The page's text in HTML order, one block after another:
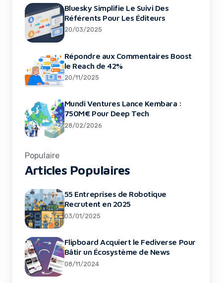
Bluesky Simplifie Le Suivi Des
Référents Pour Les Éditeurs
20/03/2025
Répondre aux Commentaires Boost
le Reach de 42%
20/11/2025
Mundi Ventures Lance Kembara :
750M€ Pour Deep Tech
28/02/2026
Populaire
Articles Populaires
55 Entreprises de Robotique
Recrutent en 2025
03/01/2025
Flipboard Acquiert le Fediverse Pour
Bâtir un Écosystème de News
08/11/2024